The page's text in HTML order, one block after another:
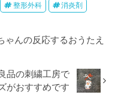
整形外科 消炎剤
ゃんの反応するおうたえ
品の刺繍工房で
がおすすめです